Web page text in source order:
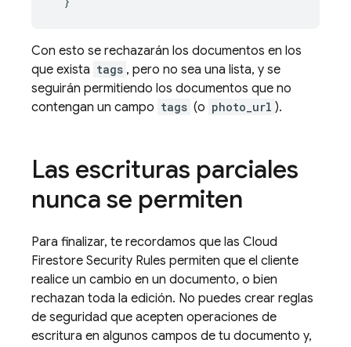
Con esto se rechazarán los documentos en los
que exista tags , pero no sea una lista, y se
seguirán permitiendo los documentos que no
contengan un campo tags (o photo_url ).
Las escrituras parciales
nunca se permiten
Para finalizar, te recordamos que las Cloud
Firestore Security Rules permiten que el cliente
realice un cambio en un documento, o bien
rechazan toda la edición. No puedes crear reglas
de seguridad que acepten operaciones de
escritura en algunos campos de tu documento y,